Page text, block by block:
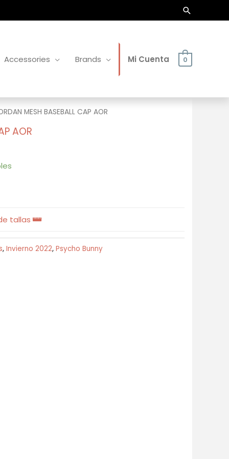
Buscar
Accessories Brands Mi Cuenta 0
MESH BASEBALL CAP AOR
AOR
tallas
, Invierno 2022, Psycho Bunny